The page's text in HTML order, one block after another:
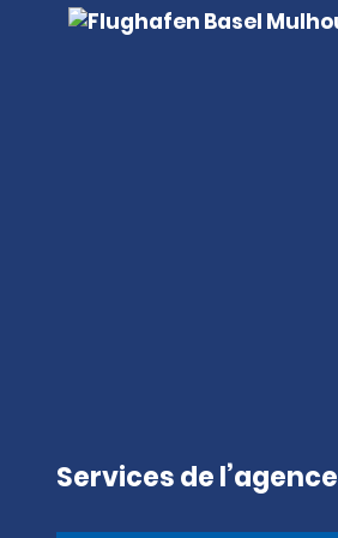
Services de l’agence